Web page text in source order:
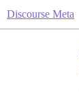
Discourse Meta